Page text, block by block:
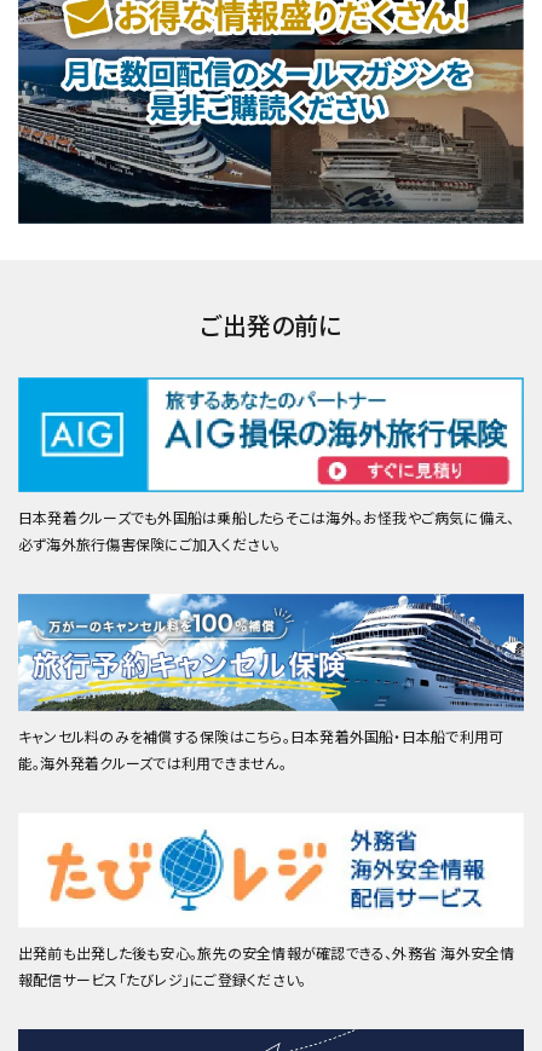
ご出発の前に
日本発着クルーズでも外国船は乗船したらそこは海外。お怪我やご病気に備え、
必ず海外旅行傷害保険にご加入ください。
キャンセル料のみを補償する保険はこちら。日本発着外国船・日本船で利用可
能。海外発着クルーズでは利用できません。
出発前も出発した後も安心。旅先の安全情報が確認できる、外務省 海外安全情
報配信サービス「たびレジ」にご登録ください。